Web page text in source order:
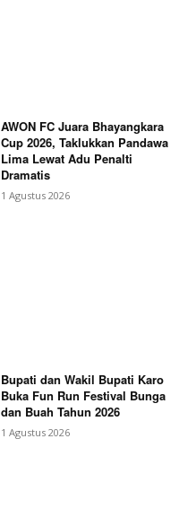
AWON FC Juara Bhayangkara
Cup 2026, Taklukkan Pandawa
Lima Lewat Adu Penalti
Dramatis
1 Agustus 2026
Bupati dan Wakil Bupati Karo
Buka Fun Run Festival Bunga
dan Buah Tahun 2026
1 Agustus 2026